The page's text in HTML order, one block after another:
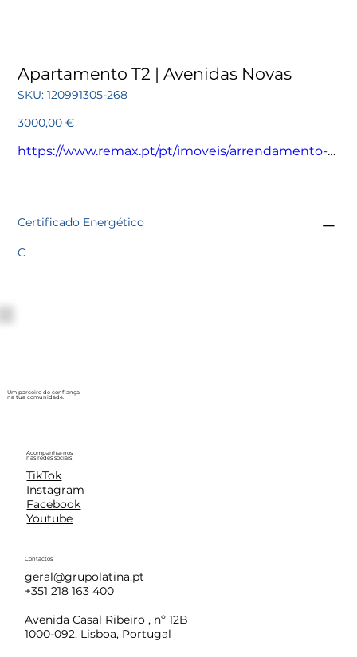
Apartamento T2 | Avenidas Novas
SKU: SKU
120991305-
120991305-268
Preço
3000,00 €
https://www.remax.pt/pt/imoveis/arrendamento-
Certificado Energético
C
Um parceiro de confiança
na tua comunidade.
Acompanha-nos
nas redes sociais
TikTok
Instagram
Facebook
Youtube
Contactos
geral@grupolatina.pt
+351 218 163 400
Avenida Casal Ribeiro , nº 12B
1000-092, Lisboa, Portugal